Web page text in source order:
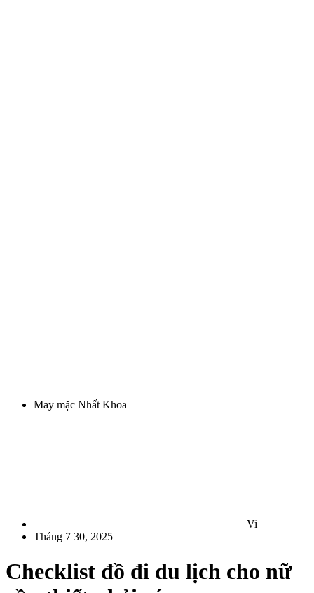
May mặc Nhất Khoa
Vi
Tháng 7 30, 2025
Checklist đồ đi du lịch cho nữ